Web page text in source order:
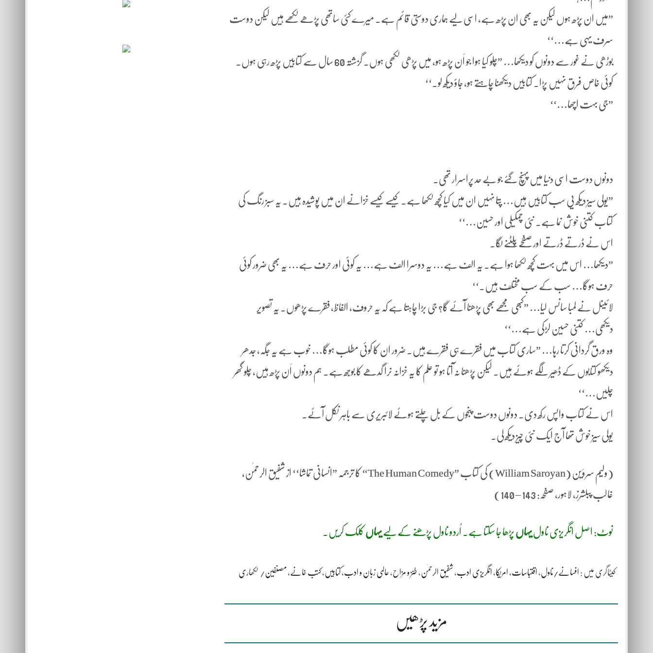
”میں ان پڑھ ہوں لیکن یہ بھی ان پڑھ ہے، اسی لیے ہماری دوستی قائم ہے. میرے کئی ساتھی پڑھے لکھے ہیں لیکن دوست
سرف یہی ہے…‘‘
بوڑھی نے غور سے دونوں کو دیکھا… ”چلو کیا ہوا جو اَن پڑھ ہو، میں پڑھی لکھی ہوں. گزشتہ 60 سال سے کتابیں پڑھ رہی ہوں.
کوئی خاص فرق نہیں پڑا. کتابیں دیکھنا چاہتے ہو، جاؤ دیکھ لو.‘‘
”جی بہت اچھا…‘‘
دونوں دوست اسی دنیا میں پہنچ گئے جو بے حد پراسرار تھی.
”یولی سیز دیکھ یی سب کتابیں ہیں… پتا نہیں ان میں کیا کچھ لکھا ہے. کیسے کیسے خزانے ان میں پوشیدہ ہیں. یہ سبز رنگ کی
کتاب کتنی خوش نما ہے. نئی چمکیلی اور حسین…‘‘
اس نے ڈرتے ڈرتے اور صفحے پلٹنے لگا.
”دیکھا… اس میں بہت کچھ لکھا ہوا ہے. یہ الف ہے… یہ دوسرا الف ہے… یہ کوئی اور حرف ہے… یہ بھی ضرور کوئی
حرف ہوگا… سب کے سب مختلف ہیں.‘‘
لائینل نے لمبا سانس لیا… ”کبھی مجھے بھی پڑھنا آئے گا؟ جی بڑا چاہتا ہے کہ یہ حروف، الفاظ، فقرے پڑھوں. یہ تصویر
دیکھی… کتنی حسین لڑکی ہے…‘‘
وہ ورق گردانی کرتا رہا… ”ساری کتاب میں فقرے ہی فقرے ہیں. ضرور ان کا کوئی مطلب ہوگا… خوب ہے یہ جگہ، جدھر
دیکھو کتابوں کے ڈھیر لگے ہوئے ہیں. لیکن پڑھنا نہ آتا ہو تو علم کا یہ خزانہ نرا گدھے کا بوجھ ہے. ہم دونوں اَن پڑھ ہیں، چلو گھر
چلیں…‘‘
اس نے کتاب واپس رکھ دی. دونوں دوست پنجوں کے بل چلتے ہوئے لائبریری سے باہر نکل آئے.
یولی سیز خوش تھا آج ایک نئی چیز دیکھ لی.
(ولیم سروَین (William Saroyan) کی کتاب ”The Human Comedy‘‘ کا ترجمہ ”انسانی تماشا‘‘ از شفیق الرحمٰن،
غالب پبلشرز، لاہور، صفحہ: 143 – 140)
نوٹ: اصل انگریزی ناول یہاں پڑھا جا سکتا ہے. اُردو ناول پڑھنے کے لیے یہاں کلک کریں.
کیٹاگری میں : افسانے/ناول، اقتباسات، امریکا، انگریزی ادب، شفیق الرحمٰن ، طنز و مزاح، عالمی زبان و ادب،کتابیں ،کتب خانے ، مصنفین/ لکھاری
مزید پڑھیں